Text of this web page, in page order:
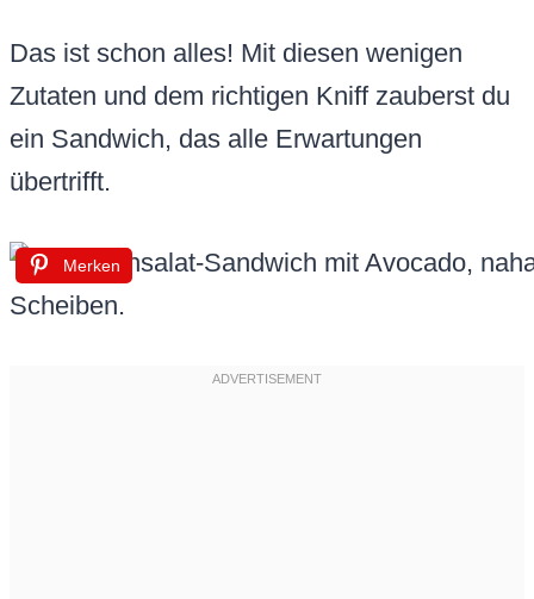
Das ist schon alles! Mit diesen wenigen
Zutaten und dem richtigen Kniff zauberst du
ein Sandwich, das alle Erwartungen
übertrifft.
Merken